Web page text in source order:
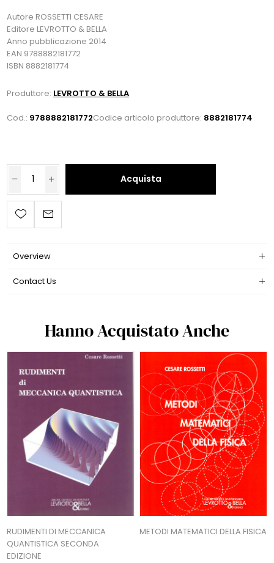
Autore ROSSETTI CESARE
Editore LEVROTTO & BELLA
Anno pubblicazione 2014
EAN 9788882181772
ISBN 8882181774
Produttore: LEVROTTO & BELLA
Cod.: 9788882181772Codice articolo produttore: 8882181774
Acquista
Overview
Contact Us
Hanno Acquistato Anche
RUDIMENTI DI MECCANICA
QUANTISTICA SECONDA
EDIZIONE
METODI MATEMATICI DELLA FISICA